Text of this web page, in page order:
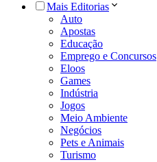
Mais Editorias
Auto
Apostas
Educação
Emprego e Concursos
Eloos
Games
Indústria
Jogos
Meio Ambiente
Negócios
Pets e Animais
Turismo